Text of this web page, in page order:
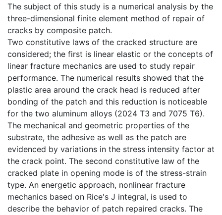
The subject of this study is a numerical analysis by the
three-dimensional finite element method of repair of
cracks by composite patch.
Two constitutive laws of the cracked structure are
considered; the first is linear elastic or the concepts of
linear fracture mechanics are used to study repair
performance. The numerical results showed that the
plastic area around the crack head is reduced after
bonding of the patch and this reduction is noticeable
for the two aluminum alloys (2024 T3 and 7075 T6).
The mechanical and geometric properties of the
substrate, the adhesive as well as the patch are
evidenced by variations in the stress intensity factor at
the crack point. The second constitutive law of the
cracked plate in opening mode is of the stress-strain
type. An energetic approach, nonlinear fracture
mechanics based on Rice's J integral, is used to
describe the behavior of patch repaired cracks. The